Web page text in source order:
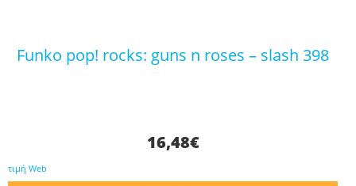
funko pop! rocks: guns n roses – slash 398
16,48€
τιμή Web